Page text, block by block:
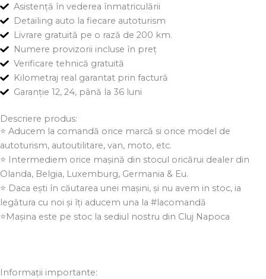
Asistență în vederea înmatriculării
Detailing auto la fiecare autoturism
Livrare gratuită pe o rază de 200 km.
Numere provizorii incluse în preț
Verificare tehnică gratuită
Kilometraj real garantat prin factură
Garanție 12, 24, până la 36 luni
Descriere produs:
⭐ Aducem la comandă orice marcă si orice model de
autoturism, autoutilitare, van, moto, etc.
⭐ Intermediem orice mașină din stocul oricărui dealer din
Olanda, Belgia, Luxemburg, Germania & Eu.
⭐ Daca ești în căutarea unei mașini, și nu avem in stoc, ia
legătura cu noi și îți aducem una la #lacomandă
⭐Mașina este pe stoc la sediul nostru din Cluj Napoca
Informații importante: